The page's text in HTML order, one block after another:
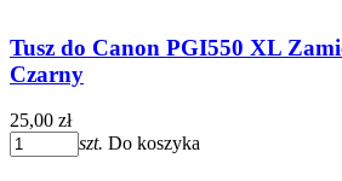
Tusz do Canon PGI550 XL
Czarny
25,00 zł
szt. Do koszyka